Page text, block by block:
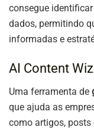
consegue
dados, permitindo
informadas e
AI Content
Uma ferramenta de
que ajuda as
como artigos, posts